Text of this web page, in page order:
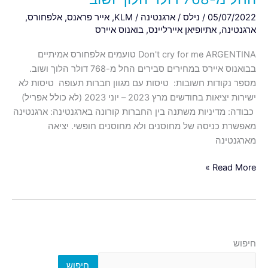
05/07/2022
/ נילס / ארגנטינה /
KLM
, אייר פראנס, אלפחורס,
ארגנטינה, אתיופיאן איירליינס, בואנוס איירס
Don't cry for me ARGENTINA טועמים אלפחורס אמיתיים
בבואנוס איירס במחירים סבירים החל מ-768 דולר הלוך ושוב.
מספר נקודות חשובות: טיסות עם מגוון חברות תעופה טיסות לא
ישירות יציאות בחודשים מרץ 2023 – יוני 2023 (לא כולל אפריל)
כבודה: מדיניות משתנה בין החברות קורונה בארגנטינה: ארגנטינה
מאפשרת כניסה של מחוסנים ולא מחוסנים חופשי. יציאה
מארגנטינה
Read More »
חיפוש
חיפוש